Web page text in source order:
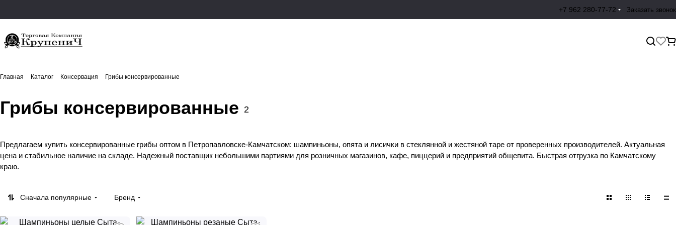
+7 962 280-77-72 Заказать звонок
Главная Каталог Консервация Грибы консервированные
Грибы консервированные 2
Предлагаем купить консервированные грибы оптом в Петропавловске-Камчатском: шампиньоны, опята и лисички в стеклянной и жестяной таре от проверенных производителей. Актуальная
цена и стабильное наличие на складе. Надежный поставщик небольшими партиями для розничных магазинов, кафе, пиццерий и предприятий общепита. Быстрая отгрузка по Камчатскому
краю.
Сначала популярные Бренд